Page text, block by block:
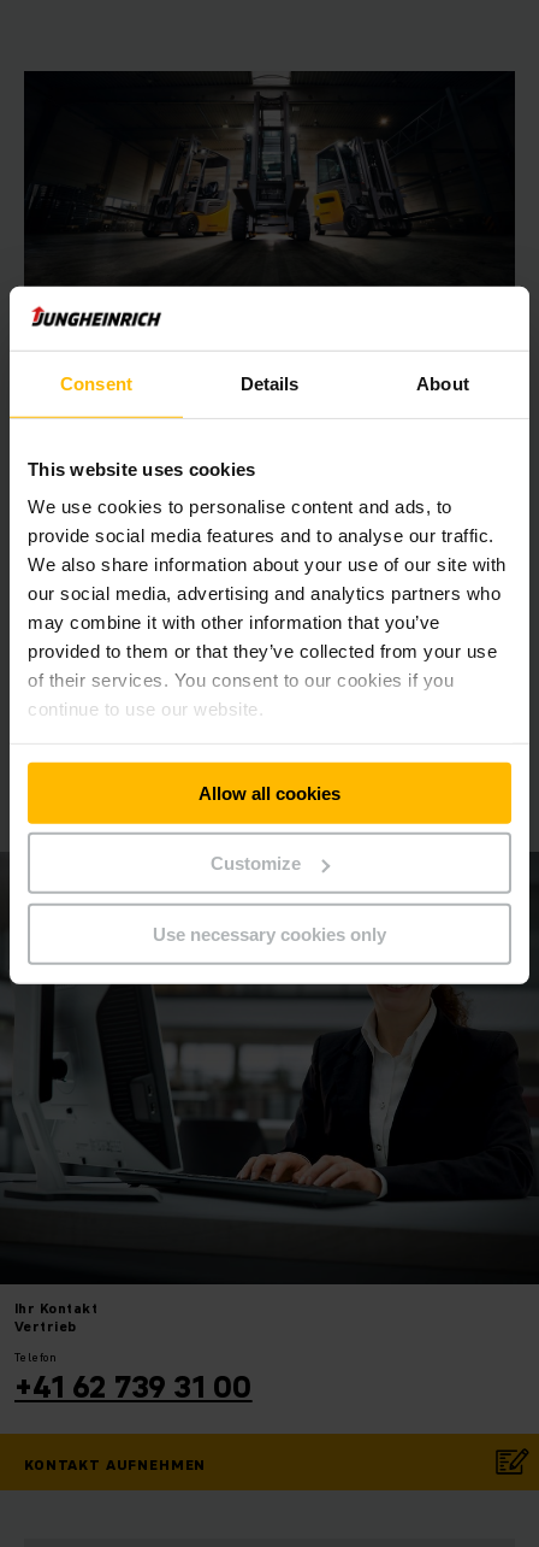
Consent Details About
This website uses cookies
We use cookies to personalise content and ads, to
provide social media features and to analyse our traffic.
We also share information about your use of our site with
our social media, advertising and analytics partners who
may combine it with other information that you’ve
provided to them or that they’ve collected from your use
of their services. You consent to our cookies if you
continue to use our website.
Allow all cookies
Customize
Use necessary cookies only
LEISTUNGSSTARK, EFFIZIENT, NACHHALTIG:
Entdecken Sie jetzt unsere 100 %
elektrische Flotte!
Entdecken Sie jetzt unsere 100 % elektrische Flotte!
ZU DEN FAHRZEUGEN
Wir beraten Sie gern
Ihr Kontakt
Vertrieb
Telefon
+41 62 739 31 00
KONTAKT AUFNEHMEN